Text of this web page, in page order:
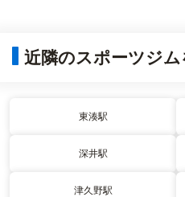
近隣のスポーツジム
東湊駅
深井駅
津久野駅